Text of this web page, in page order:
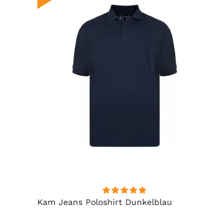
Kam Jeans Poloshirt Dunkelblau